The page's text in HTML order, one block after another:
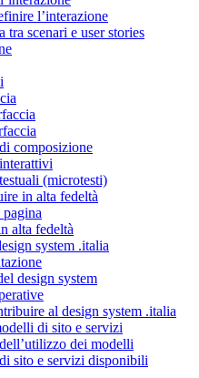
l’interazione
tra scenari e user stories
composizione
(microtesti)
in alta fedeltà
alta fedeltà
system .italia
design system
al design system .italia
di sito e servizi
dei modelli
sito e servizi disponibili